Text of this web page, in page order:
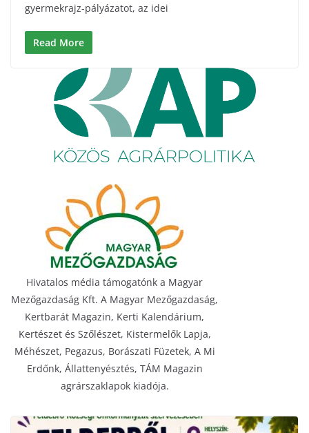
gyermekrajz-pályázatot, az idei
Read More
Hivatalos média támogatónk a Magyar
Mezőgazdaság Kft. A Magyar Mezőgazdaság,
Kertbarát Magazin, Kerti Kalendárium,
Kertészet és Szőlészet, Kistermelők Lapja,
Méhészet, Pegazus, Borászati Füzetek, A Mi
Erdőnk, Állattenyésztés, TÁM Magazin
agrárszaklapok kiadója.